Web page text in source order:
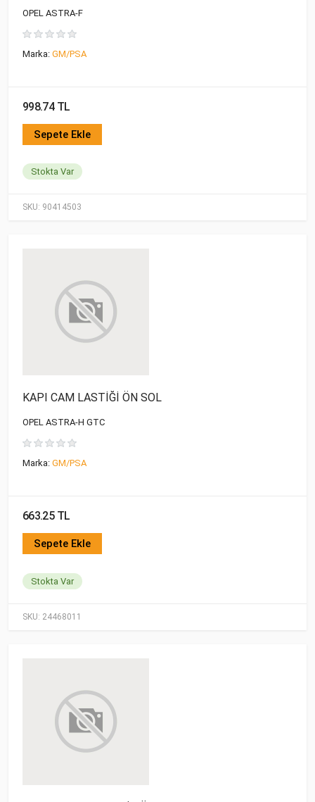
SKU: 90414503
OPEL ASTRA-F
Marka: GM/PSA
998.74 TL
Sepete Ekle
Stokta Var
SKU: 24468011
KAPI CAM LASTİĞİ ÖN SOL
OPEL ASTRA-H GTC
Marka: GM/PSA
663.25 TL
Sepete Ekle
Stokta Var